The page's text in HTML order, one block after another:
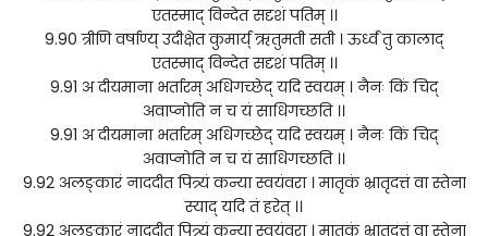
एतस्माद् विन्देत सदृशं पतिम् ।।
9.90 त्रीणि वर्षाण्य् उदीक्षेत कुमार्य् ऋतुमती सती । ऊर्ध्वं तु कालाद्
एतस्माद् विन्देत सदृशं पतिम् ।।
9.91 अ दीयमाना भर्तारम् अधिगच्छेद् यदि स्वयम् । नैनः किं चिद्
अवाप्नोति न च यं साधिगच्छति ।।
9.91 अ दीयमाना भर्तारम् अधिगच्छेद् यदि स्वयम् । नैनः किं चिद्
अवाप्नोति न च यं साधिगच्छति ।।
9.92 अलङ्कारं नाददीत पित्र्यं कन्या स्वयंवरा । मातृकं भ्रातृदत्तं वा स्तेना
स्याद् यदि तं हरेत् ।।
9.92 अलङ्कारं नाददीत पित्र्यं कन्या स्वयंवरा । मातृकं भ्रातृदत्तं वा स्तेना